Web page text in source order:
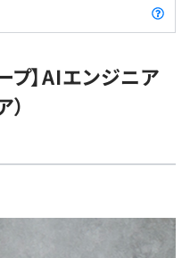
プ】AIエンジニア